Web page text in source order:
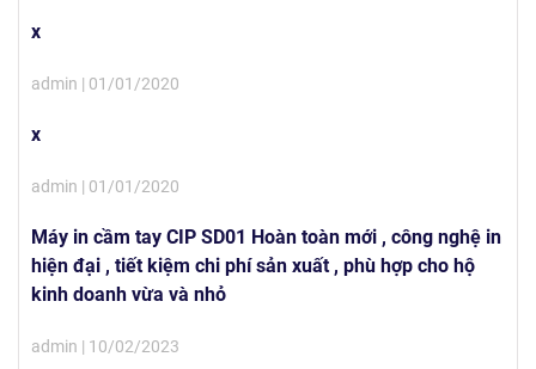
x
admin | 01/01/2020
x
admin | 01/01/2020
Máy in cầm tay CIP SD01 Hoàn toàn mới , công nghệ in
hiện đại , tiết kiệm chi phí sản xuất , phù hợp cho hộ
kinh doanh vừa và nhỏ
admin | 10/02/2023